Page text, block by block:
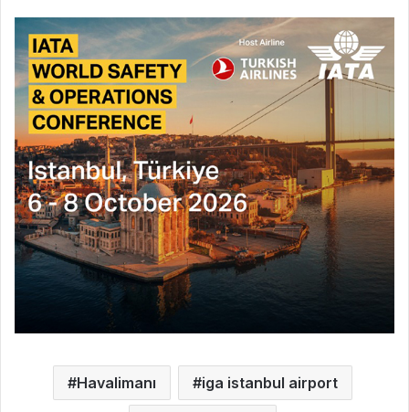
Havalimanı iga istanbul airport